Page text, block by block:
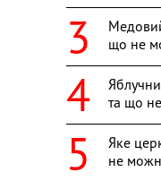
що не
та що
Яке
не